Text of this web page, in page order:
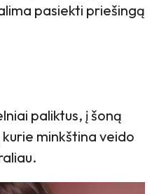
pasiekti priešingą
paliktus, į šoną
minkština veido